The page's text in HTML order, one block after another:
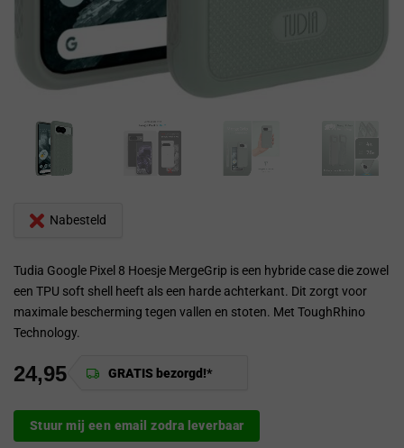
Nabesteld
Tudia Google Pixel 8 Hoesje MergeGrip is een hybride case die zowel
een TPU soft shell heeft als een harde achterkant. Dit zorgt voor
maximale bescherming tegen vallen en stoten. Met ToughRhino
Technology.
GRATIS bezorgd!*
24,95
Stuur mij een email zodra leverbaar